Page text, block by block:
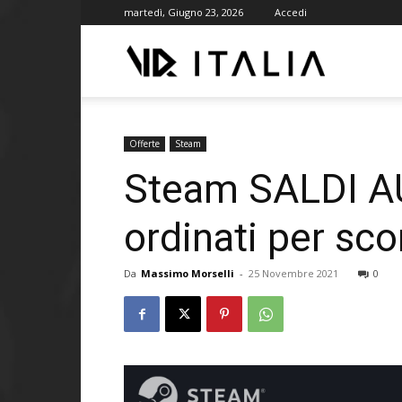
martedì, Giugno 23, 2026 Accedi
Offerte Steam
Steam SALDI
ordinati per
Da Massimo Morselli - 25 Novembre 2021 0